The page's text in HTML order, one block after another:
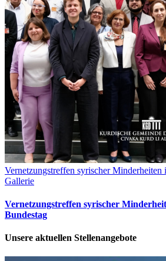
Vernetzungstreffen syrischer Minderheiten
Gallerie
Vernetzungstreffen syrischer
Bundestag
Unsere aktuellen Stellenangebote